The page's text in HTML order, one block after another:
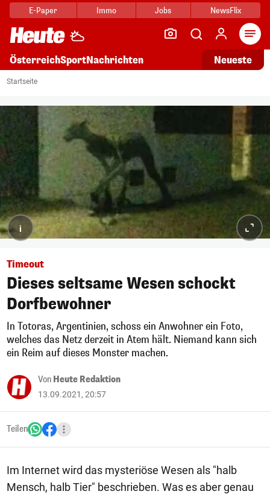
E-Paper Immo Jobs NewsFlix
ÖsterreichSportNachrichten Neueste
Startseite
i
Timeout
Dieses seltsame Wesen schockt
Dorfbewohner
In Totoras, Argentinien, schoss ein Anwohner ein Foto,
welches das Netz derzeit in Atem hält. Niemand kann sich
ein Reim auf dieses Monster machen.
Von Heute Redaktion
13.09.2021, 20:57
Teilen
Im Internet wird das mysteriöse Wesen als "halb
Mensch, halb Tier" beschrieben. Was es aber genau